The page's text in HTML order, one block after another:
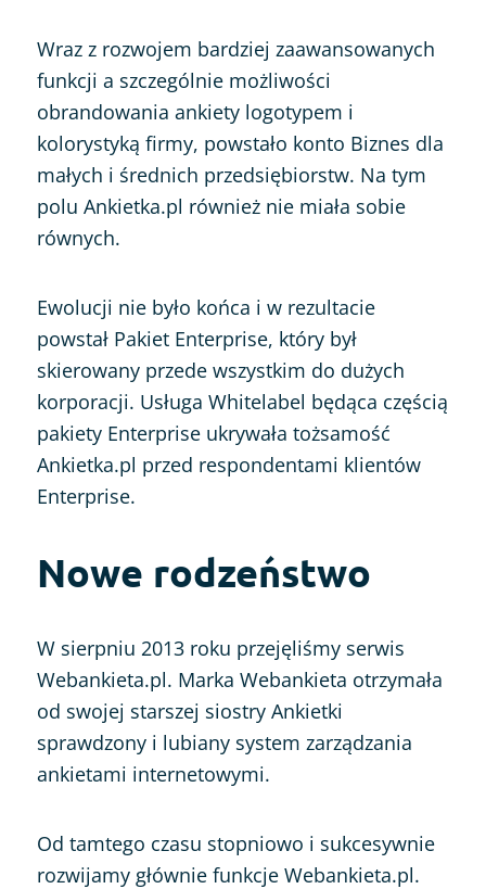
Wraz z rozwojem bardziej zaawansowanych
funkcji a szczególnie możliwości
obrandowania ankiety logotypem i
kolorystyką firmy, powstało konto Biznes dla
małych i średnich przedsiębiorstw. Na tym
polu Ankietka.pl również nie miała sobie
równych.
Ewolucji nie było końca i w rezultacie
powstał Pakiet Enterprise, który był
skierowany przede wszystkim do dużych
korporacji. Usługa Whitelabel będąca częścią
pakiety Enterprise ukrywała tożsamość
Ankietka.pl przed respondentami klientów
Enterprise.
Nowe rodzeństwo
W sierpniu 2013 roku przejęliśmy serwis
Webankieta.pl. Marka Webankieta otrzymała
od swojej starszej siostry Ankietki
sprawdzony i lubiany system zarządzania
ankietami internetowymi.
Od tamtego czasu stopniowo i sukcesywnie
rozwijamy głównie funkcje Webankieta.pl.